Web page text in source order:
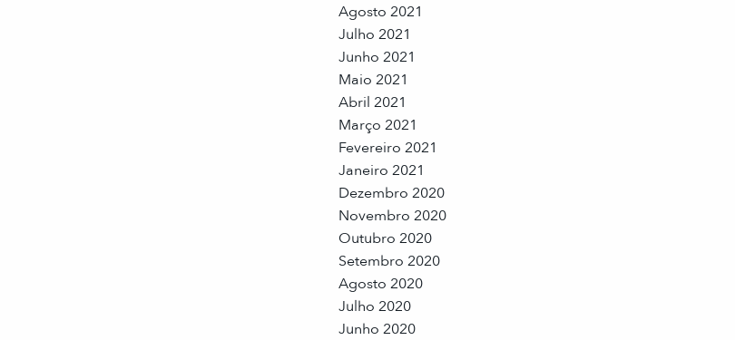
Agosto 2021
Julho 2021
Junho 2021
Maio 2021
Abril 2021
Março 2021
Fevereiro 2021
Janeiro 2021
Dezembro 2020
Novembro 2020
Outubro 2020
Setembro 2020
Agosto 2020
Julho 2020
Junho 2020